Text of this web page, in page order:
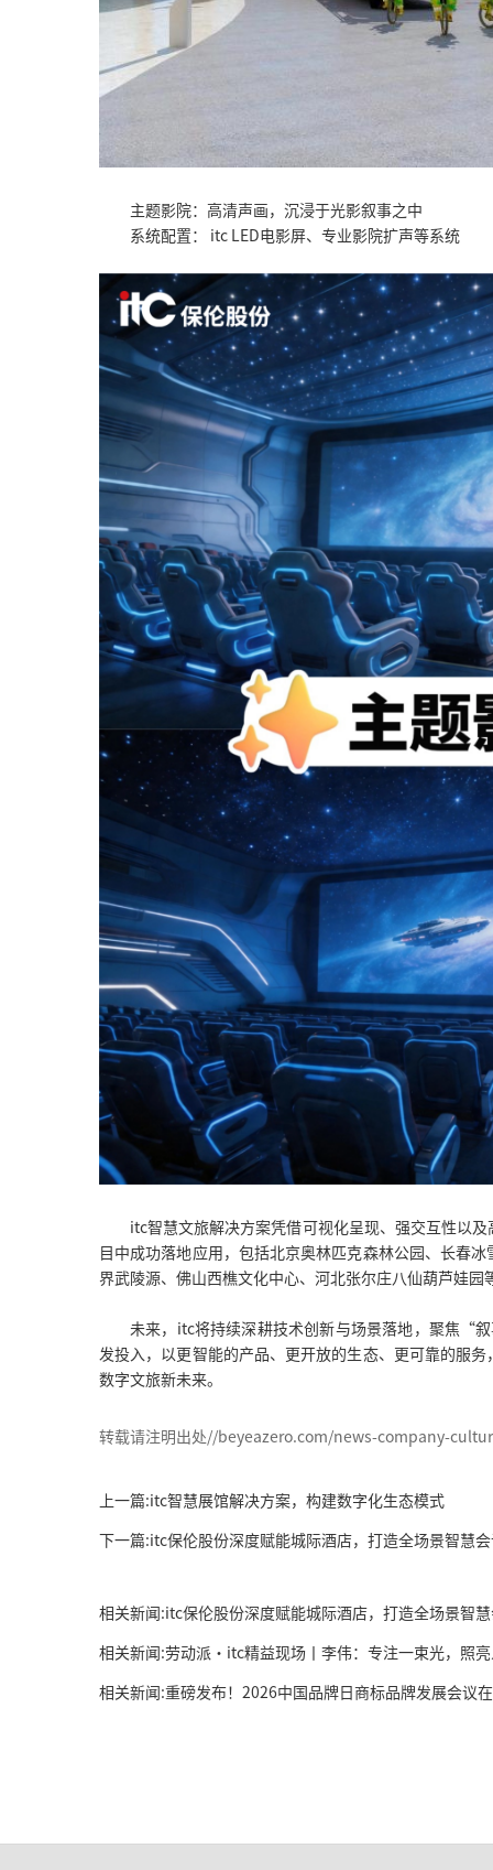
主题影院：高清声画，沉浸于光影叙事之中
系统配置： itc LED电影屏、专业影院扩声等系统
itc智慧文旅解决方案凭借可视化呈现、强交互性以
目中成功落地应用，包括北京奥林匹克森林公园、长春
界武陵源、佛山西樵文化中心、河北张尔庄八仙葫芦娃园
未来，itc将持续深耕技术创新与场景落地，聚焦“
发投入，以更智能的产品、更开放的生态、更可靠的服
数字文旅新未来。
转载请注明出处//beyeazero.com/news-company-
上一篇:itc智慧展馆解决方案，构建数字化生态模式
下一篇:itc保伦股份深度赋能城际酒店，打造全场景智慧
相关新闻:itc保伦股份深度赋能城际酒店，打造全场景智
相关新闻:劳动派·itc精益现场丨李伟：专注一束光，照